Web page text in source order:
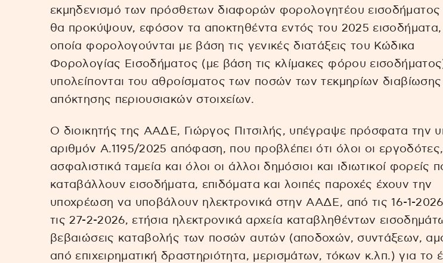
εκμηδενισμό των πρόσθετων διαφορών φορολογητέου εισοδήματος
θα προκύψουν, εφόσον τα αποκτηθέντα εντός του 2025 εισοδήματα,
οποία φορολογούνται με βάση τις γενικές διατάξεις του Κώδικα
Φορολογίας Εισοδήματος (με βάση τις κλίμακες φόρου
υπολείπονται του αθροίσματος των ποσών των τεκμηρίων διαβίωσης
απόκτησης περιουσιακών στοιχείων.
Ο διοικητής της ΑΑΔΕ, Γιώργος Πιτσιλής, υπέγραψε πρόσφατα την
αριθμόν Α.1195/2025 απόφαση, που προβλέπει ότι όλοι οι
ασφαλιστικά ταμεία και όλοι οι άλλοι δημόσιοι και ιδιωτικοί φορείς
καταβάλλουν εισοδήματα, επιδόματα και λοιπές παροχές έχουν την
υποχρέωση να υποβάλουν ηλεκτρονικά στην ΑΑΔΕ, από τις 16-1-
τις 27-2-2026, ετήσια ηλεκτρονικά αρχεία καταβληθέντων
βεβαιώσεις καταβολής των ποσών αυτών (αποδοχών, συντάξεων,
από επιχειρηματική δραστηριότητα, μερισμάτων, τόκων κ.λπ.) για το